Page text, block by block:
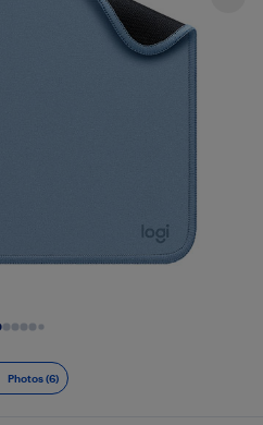
Photos (6)